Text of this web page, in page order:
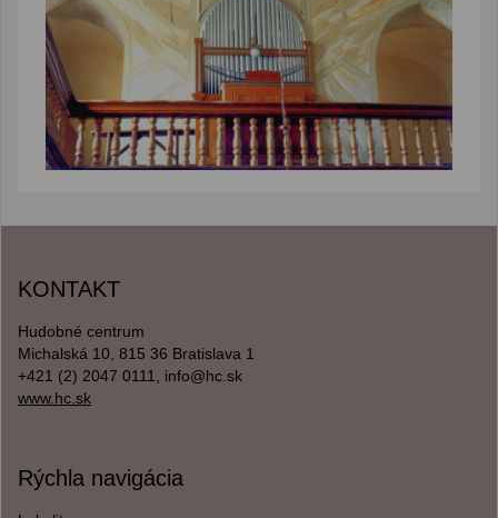
KONTAKT
Hudobné centrum
Michalská 10, 815 36 Bratislava 1
+421 (2) 2047 0111, info@hc.sk
www.hc.sk
Rýchla navigácia